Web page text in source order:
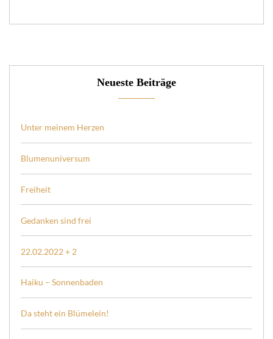
Neueste Beiträge
Unter meinem Herzen
Blumenuniversum
Freiheit
Gedanken sind frei
22.02.2022 + 2
Haiku – Sonnenbaden
Da steht ein Blümelein!